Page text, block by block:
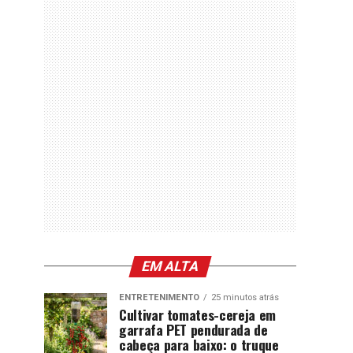
EM ALTA
ENTRETENIMENTO 25 minutos atrás
Cultivar tomates-cereja em
garrafa PET pendurada de
cabeça para baixo: o truque